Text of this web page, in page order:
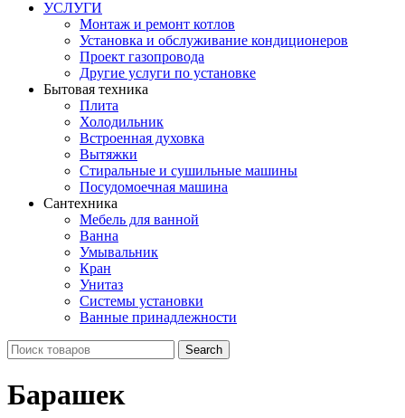
УСЛУГИ
Монтаж и ремонт котлов
Установка и обслуживание кондиционеров
Проект газопровода
Другие услуги по установке
Бытовая техника
Плита
Холодильник
Встроенная духовка
Вытяжки
Стиральные и сушильные машины
Посудомоечная машина
Сантехника
Мебель для ванной
Ванна
Умывальник
Кран
Унитаз
Системы установки
Ванные принадлежности
Search
Барашек